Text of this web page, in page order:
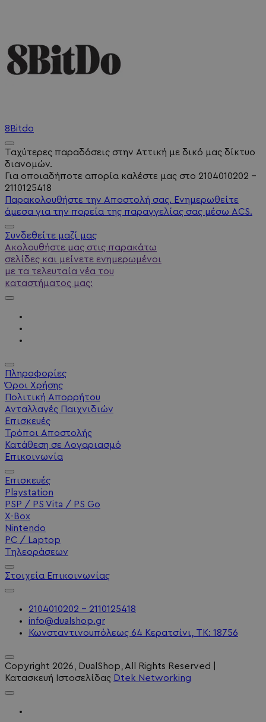
8Bitdo
Ταχύτερες παραδόσεις στην Αττική με δικό μας δίκτυο
διανομών.
Για οποιαδήποτε απορία καλέστε μας στο 2104010202 -
2110125418
Παρακολουθήστε την Αποστολή σας. Ενημερωθείτε
άμεσα για την πορεία της παραγγελίας σας μέσω ACS.
Συνδεθείτε μαζί μας
Ακολουθήστε μας στις παρακάτω
σελίδες και μείνετε ενημερωμένοι
με τα τελευταία νέα του
καταστήματος μας:
Πληροφορίες
Όροι Χρήσης
Πολιτική Απορρήτου
Ανταλλαγές Παιχνιδιών
Επισκευές
Τρόποι Αποστολής
Κατάθεση σε Λογαριασμό
Επικοινωνία
Επισκευές
Playstation
PSP / PS Vita / PS Go
X-Box
Nintendo
PC / Laptop
Τηλεοράσεων
Στοιχεία Επικοινωνίας
2104010202 - 2110125418
info@dualshop.gr
Κωνσταντινουπόλεως 64 Κερατσίνι, ΤΚ: 18756
Copyright 2026 , DualShop, All Rights Reserved
Κατασκευή Ιστοσελίδας Dtek Networking